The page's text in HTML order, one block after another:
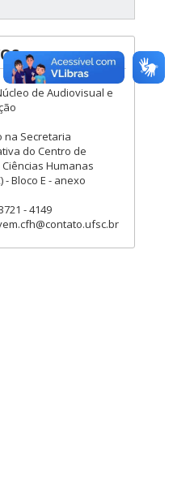
de Audiovisual e
na Secretaria
do Centro de
Humanas
- Bloco E - anexo
- 4149